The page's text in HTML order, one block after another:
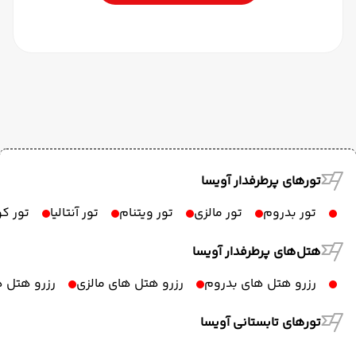
تورهای پرطرفدار آویسا
تور بدروم
تور مالزی تور ویتنام تور آنتالیا
تور
هتل‌های پرطرفدار آویسا
رزرو هتل های بدروم
رزرو هتل های مالزی
رزرو هتل
تورهای تابستانی آویسا